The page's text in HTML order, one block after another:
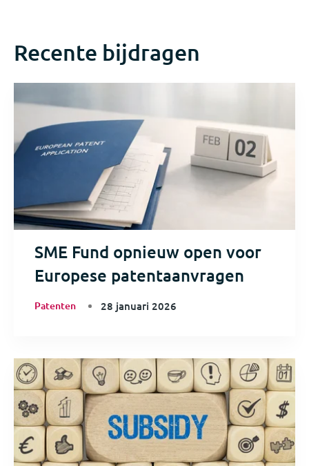
Recente bijdragen
SME Fund opnieuw open voor
Europese patentaanvragen
Patenten 28 januari 2026